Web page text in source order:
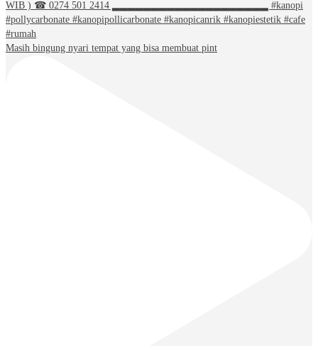
Masih bingung nyari tempat yang bisa membuat pint